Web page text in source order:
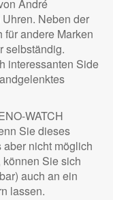
André
Neben der
für andere Marken
selbständig.
interessanten Side
WATCH
Sie dieses
nicht möglich
Sie sich
auch an ein
lassen.